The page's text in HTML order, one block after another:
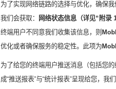
为了实现网络链路的选择与优化，确保
我们会获取：
网络状态信息（详见“附录
终端用户不同意我们收集该信息，则
优化或者确保服务的稳定性。此项为
为了给您的终端用户推送消息（包括您
成“推送报表”与“统计报表”呈现给您，